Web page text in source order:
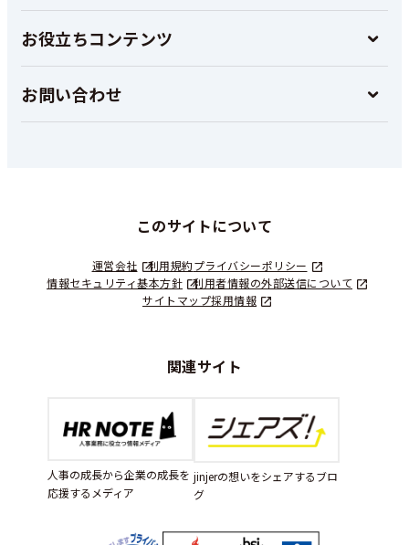
お役立ちコンテンツ
お問い合わせ
このサイトについて
運営会社 利用規約プライバシーポリシー
情報セキュリティ基本方針
利用者情報の外部送信について
サイトマップ採用情報
関連サイト
人事の成長から企業の成長を
応援するメディア
jinjerの想いをシェアするブロ
グ